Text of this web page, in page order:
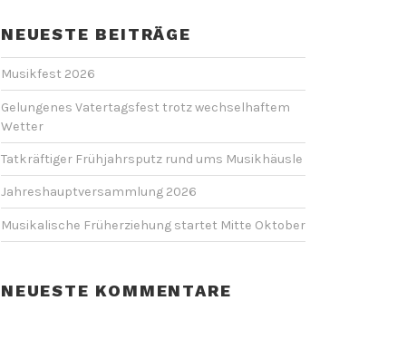
NEUESTE BEITRÄGE
Musikfest 2026
Gelungenes Vatertagsfest trotz wechselhaftem
Wetter
Tatkräftiger Frühjahrsputz rund ums Musikhäusle
Jahreshauptversammlung 2026
Musikalische Früherziehung startet Mitte Oktober
NEUESTE KOMMENTARE